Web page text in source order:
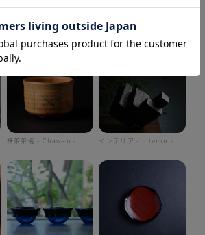
ご飯茶碗 - Ricebowls - 急須 - Tea Pots -
抹茶茶碗 - Chawan - インテリア - interior -